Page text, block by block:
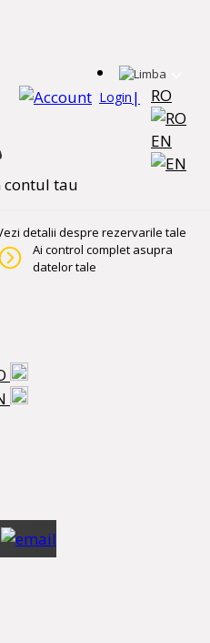
RO
EN
Login |
contul tau
detalii despre rezervarile tale
Ai control complet asupra
datelor tale